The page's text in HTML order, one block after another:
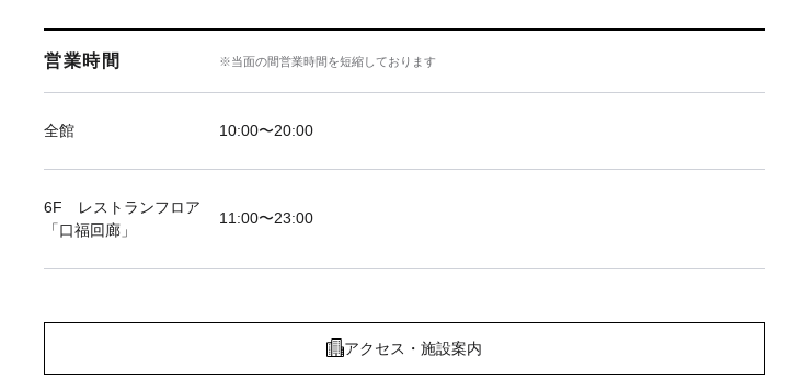
営業時間 ※当面の間営業時間を短縮しております
全館 10:00〜20:00
6F レストランフロア
「口福回廊」
11:00〜23:00
アクセス・施設案内